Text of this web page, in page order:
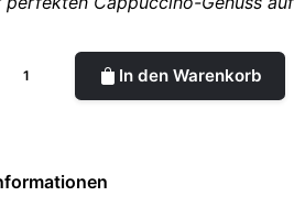
In den Warenkorb